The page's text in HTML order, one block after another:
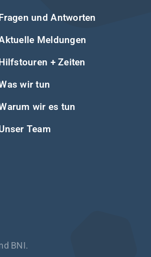
und Antworten
Meldungen
+ Zeiten
wir tun
wir es tun
Team
BNI.